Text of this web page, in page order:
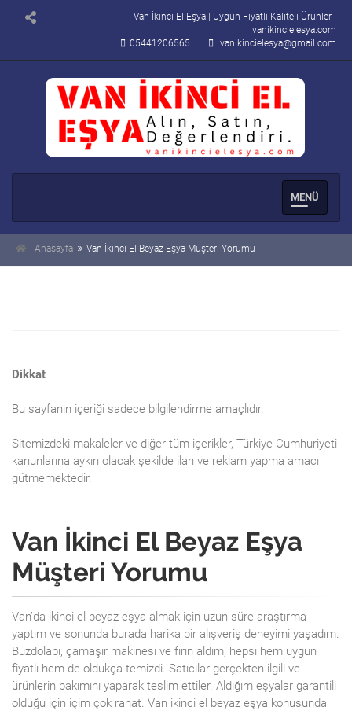
Van İkinci El Eşya | Uygun Fiyatlı Kaliteli Ürünler |
vanikincielesya.com
05441206565
vanikincielesya@gmail.com
Men�
Anasayfa Van İkinci El Beyaz Eşya Müşteri Yorumu
Dikkat
Bu sayfanın içeriği sadece bilgilendirme amaçlıdır.
Sitemizdeki makaleler ve diğer tüm içerikler, Türkiye Cumhuriyeti
kanunlarına aykırı olacak şekilde ilan ve reklam yapma amacı
gütmemektedir.
Van İkinci El Beyaz Eşya
Müşteri Yorumu
Van’da ikinci el beyaz eşya almak için uzun süre araştırma
yaptım ve sonunda burada harika bir alışveriş deneyimi yaşadım.
Buzdolabı, çamaşır makinesi ve fırın aldım, hepsi hem uygun
fiyatlı hem de oldukça temizdi. Satıcılar gerçekten ilgili ve
ürünlerin bakımını yaparak teslim ettiler. Aldığım eşyalar garantili
olduğu için içim çok rahat. Van ikinci el beyaz eşya konusunda